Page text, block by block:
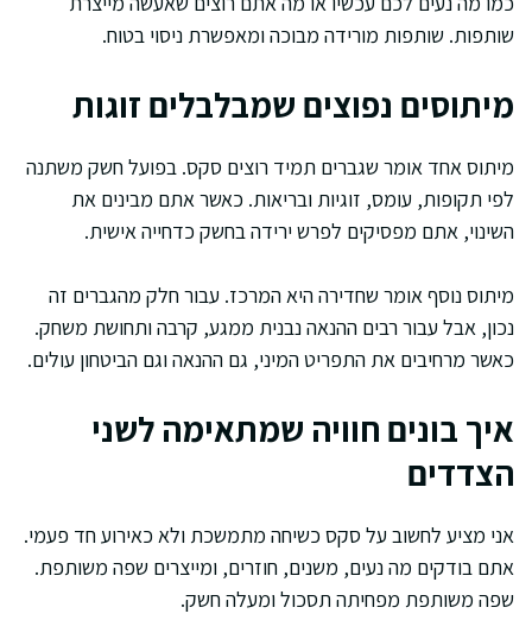
שותפות. שותפות מורידה מבוכה ומאפשרת ניסוי בטוח.
מיתוסים נפוצים שמבלבלים זוגות
מיתוס אחד אומר שגברים תמיד רוצים סקס. בפועל חשק משתנה
לפי תקופות, עומס, זוגיות ובריאות. כאשר אתם מבינים את
השינוי, אתם מפסיקים לפרש ירידה בחשק כדחייה אישית.
מיתוס נוסף אומר שחדירה היא המרכז. עבור חלק מהגברים זה
נכון, אבל עבור רבים ההנאה נבנית ממגע, קרבה ותחושת משחק.
כאשר מרחיבים את התפריט המיני, גם ההנאה וגם הביטחון עולים.
איך בונים חוויה שמתאימה לשני
הצדדים
אני מציע לחשוב על סקס כשיחה מתמשכת ולא כאירוע חד פעמי.
אתם בודקים מה נעים, משנים, חוזרים, ומייצרים שפה משותפת.
שפה משותפת מפחיתה תסכול ומעלה חשק.